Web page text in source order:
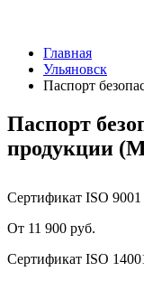
Главная
Ульяновск
Паспорт
Паспорт
продукции
Сертификат ISO 9001
От 11 900 руб.
Сертификат ISO